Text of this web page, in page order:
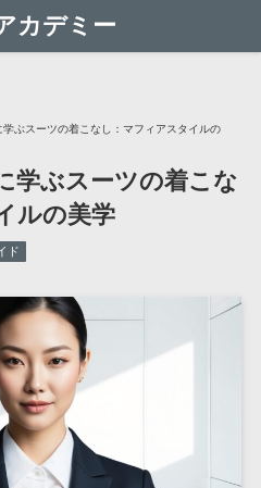
カデミー
学ぶスーツの着こなし：マフィアスタイルの
学ぶスーツの着こな
ルの美学
ド